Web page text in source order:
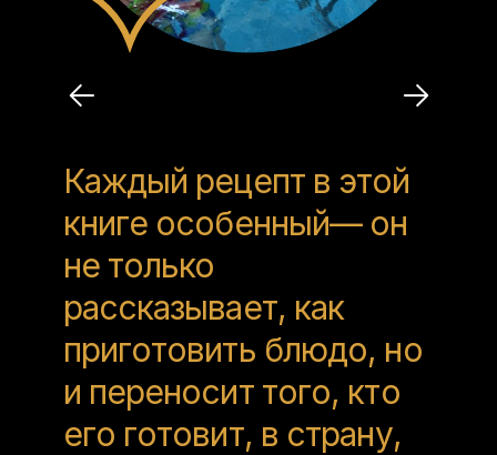
Каждый рецепт в этой
книге особенный— он
не только
рассказывает, как
приготовить блюдо, но
и переносит того, кто
его готовит, в страну,